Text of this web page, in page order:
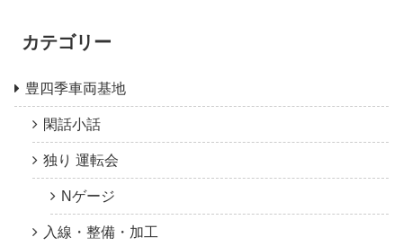
カテゴリー
豊四季車両基地
閑話小話
独り 運転会
Nゲージ
入線・整備・加工